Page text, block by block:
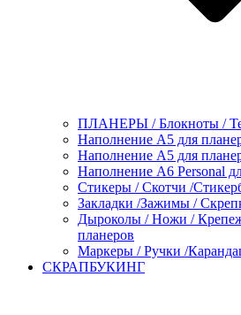
ПЛАНЕРЫ / Блокноты /
Наполнение А5 для
Наполнение А5 для
Наполнение А6 Personal
Стикеры / Скотчи /
Закладки /Зажимы /
Дыроколы / Ножи /
планеров
Маркеры / Ручки /
СКРАПБУКИНГ